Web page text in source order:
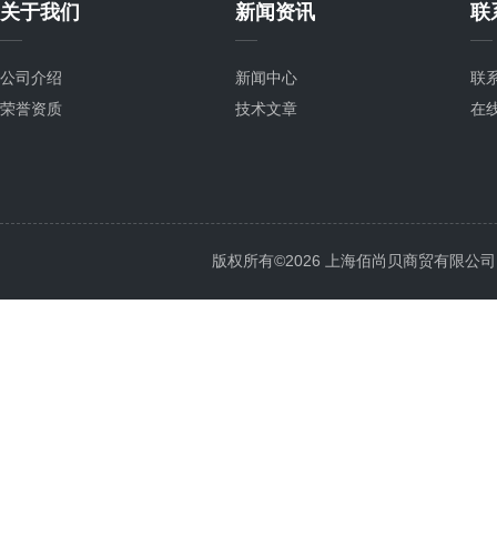
关于我们
公司介绍
荣誉资质
新闻资讯
新闻中心
技术文章
联
联
在
版权所有©2026 上海佰尚贝商贸有限公